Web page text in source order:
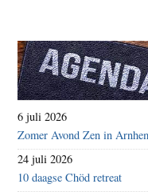
6 juli 2026
Zomer Avond Zen in
24 juli 2026
10 daagse Chöd retreat